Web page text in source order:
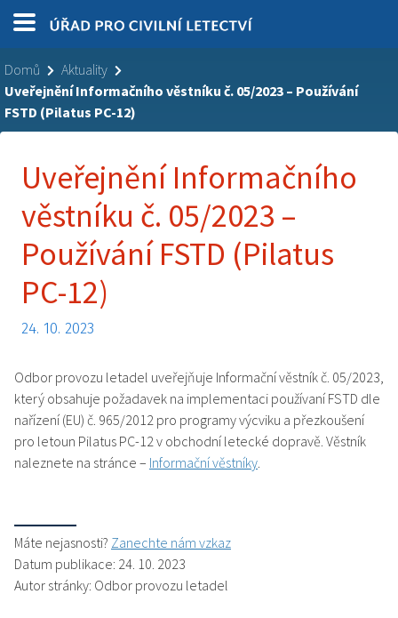
Domů
Aktuality
Uveřejnění Informačního věstníku č. 05/2023 – Používání
FSTD (Pilatus PC-12)
Uveřejnění Informačního
věstníku č. 05/2023 –
Používání FSTD (Pilatus
PC-12)
24. 10. 2023
Odbor provozu letadel uveřejňuje Informační věstník č. 05/2023,
který obsahuje požadavek na implementaci používaní FSTD dle
nařízení (EU) č. 965/2012 pro programy výcviku a přezkoušení
pro letoun Pilatus PC-12 v obchodní letecké dopravě. Věstník
naleznete na stránce – Informační věstníky.
Máte nejasnosti? Zanechte nám vzkaz
Datum publikace: 24. 10. 2023
Autor stránky: Odbor provozu letadel